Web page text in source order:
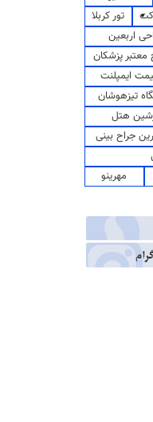
تور کربلا
اربعین
پزشکان
ایمپلنت
تیزهوشان
هتل
جراح بینی
مهرینو